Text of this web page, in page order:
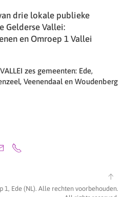
drie lokale publieke
Gelderse Vallei:
en Omroep 1 Vallei
zes gemeenten: Ede,
Veenendaal en Woudenberg
1, Ede (NL). Alle rechten voorbehouden.